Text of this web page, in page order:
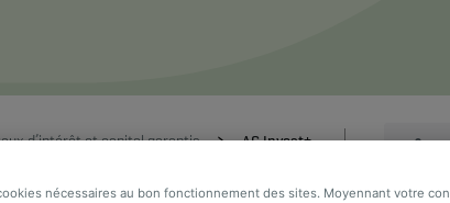
d’intérêt et capital garantis AG Invest+
nécessaires au bon fonctionnement des sites. Moyennant votre